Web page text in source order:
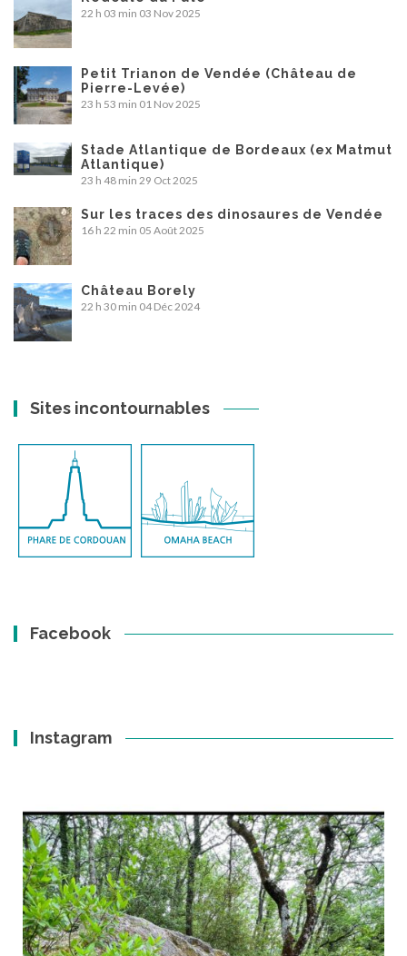
22 h 03 min 03 Nov 2025
Petit Trianon de Vendée (Château de
Pierre-Levée)
23 h 53 min 01 Nov 2025
Stade Atlantique de Bordeaux (ex Matmut
Atlantique)
23 h 48 min 29 Oct 2025
Sur les traces des dinosaures de Vendée
16 h 22 min 05 Août 2025
Château Borely
22 h 30 min 04 Déc 2024
Sites incontournables
Facebook
Instagram